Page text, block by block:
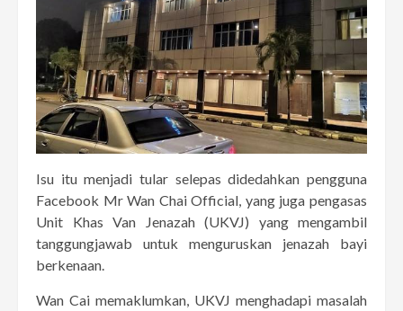
Isu itu menjadi tular selepas didedahkan pengguna
Facebook Mr Wan Chai Official, yang juga pengasas
Unit Khas Van Jenazah (UKVJ) yang mengambil
tanggungjawab untuk menguruskan jenazah bayi
berkenaan.
Wan Cai memaklumkan, UKVJ menghadapi masalah